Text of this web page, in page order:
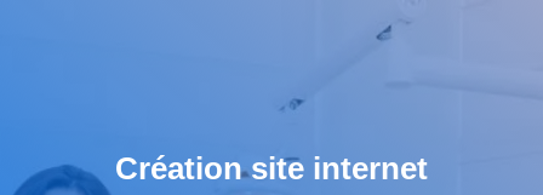
Création site internet